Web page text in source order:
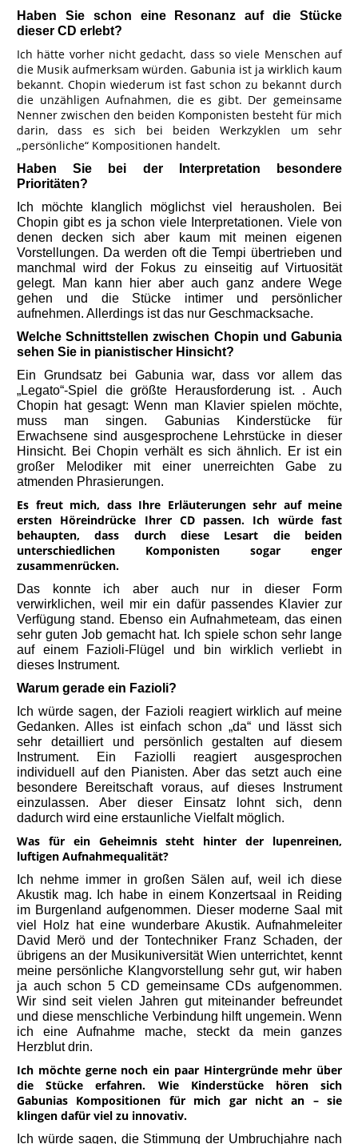
Haben Sie schon eine Resonanz auf die Stücke
dieser CD erlebt?
Ich hätte vorher nicht gedacht, dass so viele Menschen auf
die Musik aufmerksam würden. Gabunia ist ja wirklich kaum
bekannt. Chopin wiederum ist fast schon zu bekannt durch
die unzähligen Aufnahmen, die es gibt. Der gemeinsame
Nenner zwischen den beiden Komponisten besteht für mich
darin, dass es sich bei beiden Werkzyklen um sehr
„persönliche“ Kompositionen handelt.
Haben Sie bei der Interpretation besondere
Prioritäten?
Ich möchte klanglich möglichst viel herausholen. Bei
Chopin gibt es ja schon viele Interpretationen. Viele von
denen decken sich aber kaum mit meinen eigenen
Vorstellungen. Da werden oft die Tempi übertrieben und
manchmal wird der Fokus zu einseitig auf Virtuosität
gelegt. Man kann hier aber auch ganz andere Wege
gehen und die Stücke intimer und persönlicher
aufnehmen. Allerdings ist das nur Geschmacksache.
Welche Schnittstellen zwischen Chopin und Gabunia
sehen Sie in pianistischer Hinsicht?
Ein Grundsatz bei Gabunia war, dass vor allem das
„Legato“-Spiel die größte Herausforderung ist. . Auch
Chopin hat gesagt: Wenn man Klavier spielen möchte,
muss man singen. Gabunias Kinderstücke für
Erwachsene sind ausgesprochene Lehrstücke in dieser
Hinsicht. Bei Chopin verhält es sich ähnlich. Er ist ein
großer Melodiker mit einer unerreichten Gabe zu
atmenden Phrasierungen.
Es freut mich, dass Ihre Erläuterungen sehr auf meine
ersten Höreindrücke Ihrer CD passen. Ich würde fast
behaupten, dass durch diese Lesart die beiden
unterschiedlichen Komponisten sogar enger
zusammenrücken.
Das konnte ich aber auch nur in dieser Form
verwirklichen, weil mir ein dafür passendes Klavier zur
Verfügung stand. Ebenso ein Aufnahmeteam, das einen
sehr guten Job gemacht hat. Ich spiele schon sehr lange
auf einem Fazioli-Flügel und bin wirklich verliebt in
dieses Instrument.
Warum gerade ein Fazioli?
Ich würde sagen, der Fazioli reagiert wirklich auf meine
Gedanken. Alles ist einfach schon „da“ und lässt sich
sehr detailliert und persönlich gestalten auf diesem
Instrument. Ein Faziolli reagiert ausgesprochen
individuell auf den Pianisten. Aber das setzt auch eine
besondere Bereitschaft voraus, auf dieses Instrument
einzulassen. Aber dieser Einsatz lohnt sich, denn
dadurch wird eine erstaunliche Vielfalt möglich.
Was für ein Geheimnis steht hinter der lupenreinen,
luftigen Aufnahmequalität?
Ich nehme immer in großen Sälen auf, weil ich diese
Akustik mag. Ich habe in einem Konzertsaal in Reiding
im Burgenland aufgenommen. Dieser moderne Saal mit
viel Holz hat eine wunderbare Akustik. Aufnahmeleiter
David Merö und der Tontechniker Franz Schaden, der
übrigens an der Musikuniversität Wien unterrichtet, kennt
meine persönliche Klangvorstellung sehr gut, wir haben
ja auch schon 5 CD gemeinsame CDs aufgenommen.
Wir sind seit vielen Jahren gut miteinander befreundet
und diese menschliche Verbindung hilft ungemein. Wenn
ich eine Aufnahme mache, steckt da mein ganzes
Herzblut drin.
Ich möchte gerne noch ein paar Hintergründe mehr über
die Stücke erfahren. Wie Kinderstücke hören sich
Gabunias Kompositionen für mich gar nicht an – sie
klingen dafür viel zu innovativ.
Ich würde sagen, die Stimmung der Umbruchjahre nach